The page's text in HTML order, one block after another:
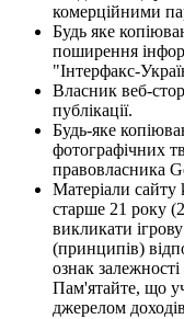
комерційними
Будь яке
поширення
"Інтерфакс-
Власник веб-
публікації.
Будь-яке
фотографічних
правовласника
Матеріали сайту
старше 21 року
викликати
(принципів)
ознак залежності
Пам'ятайте, що
джерелом